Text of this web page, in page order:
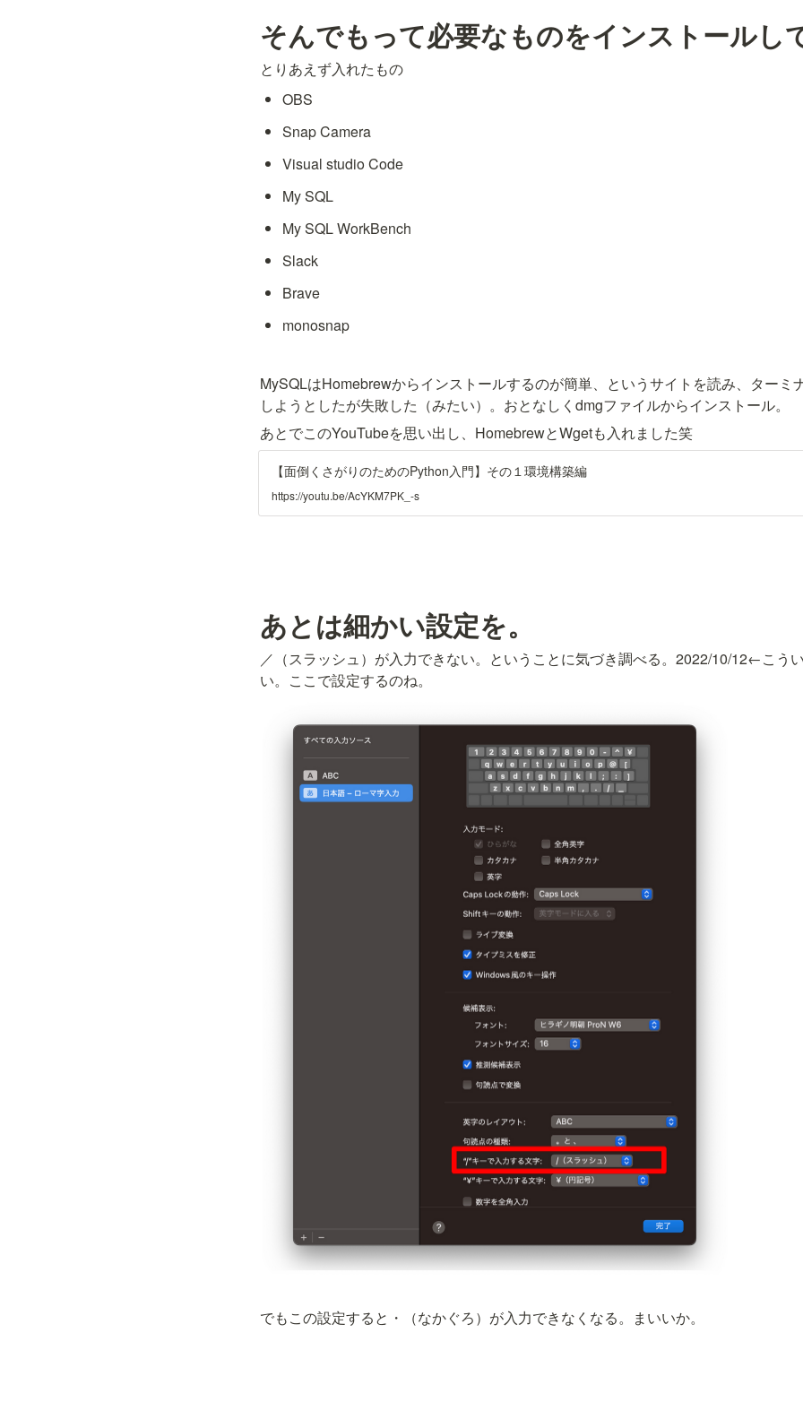
そんでもって必要なものをインストールし
とりあえず入れたもの
OBS
Snap Camera
Visual studio Code
My SQL
My SQL WorkBench
Slack
Brave
monosnap
MySQLはHomebrewからインストールするのが簡単、というサイトを読み、ターミ
しようとしたが失敗した（みたい）。おとなしくdmgファイルからインストール。
あとでこのYouTubeを思い出し、HomebrewとWgetも入れました笑
【面倒くさがりのためのPython入門】その１環境構築編
https://youtu.be/AcYKM7PK_-s
あとは細かい設定を。
／（スラッシュ）が入力できない。ということに気づき調べる。2022/10/12←こう
い。ここで設定するのね。
でもこの設定すると・（なかぐろ）が入力できなくなる。まいいか。